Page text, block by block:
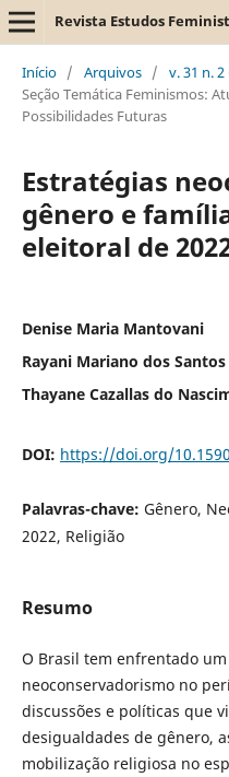
Revista Estudos
Início / Arquivos / v. 31 n.
Seção Temática Feminismos:
Possibilidades Futuras
Estratégias
gênero e
eleitoral de
Denise Maria Mantovani
Rayani Mariano dos Santos
Thayane Cazallas do
DOI: https://doi.org/
Palavras-chave: Gênero,
2022, Religião
Resumo
O Brasil tem enfrentado
neoconservadorismo no
discussões e políticas que
desigualdades de gênero,
mobilização religiosa no